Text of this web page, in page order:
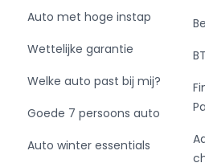
Auto met hoge instap
Wettelijke garantie
Welke auto past bij mij?
Goede 7 persoons auto
Auto winter essentials